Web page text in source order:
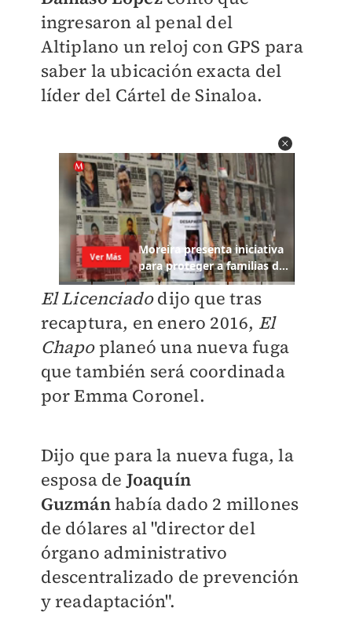
ingresaron al penal del
Altiplano un reloj con GPS para
saber la ubicación exacta del
líder del Cártel de Sinaloa.
El Licenciadodijo que tras
recaptura, en enero 2016, El
Chapo planeó una nueva fuga
que también será coordinada
por Emma Coronel.
Dijo que para la nueva fuga, la
esposa de Joaquín
Guzmánhabía dado 2 millones
de dólares al "director del
órgano administrativo
descentralizado de prevención
y readaptación".